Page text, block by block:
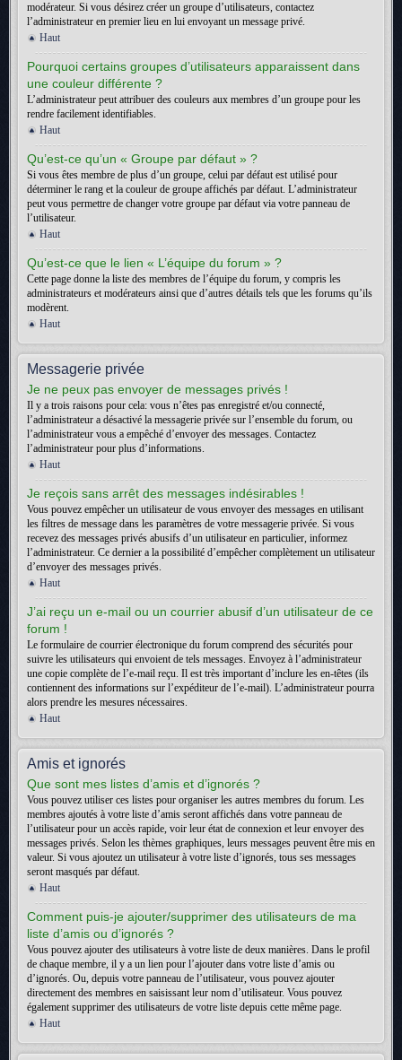
modérateur. Si vous désirez créer un groupe d’utilisateurs, contactez
l’administrateur en premier lieu en lui envoyant un message privé.
Haut
Pourquoi certains groupes d’utilisateurs apparaissent dans
une couleur différente ?
L’administrateur peut attribuer des couleurs aux membres d’un groupe pour les
rendre facilement identifiables.
Haut
Qu’est-ce qu’un « Groupe par défaut » ?
Si vous êtes membre de plus d’un groupe, celui par défaut est utilisé pour
déterminer le rang et la couleur de groupe affichés par défaut. L’administrateur
peut vous permettre de changer votre groupe par défaut via votre panneau de
l’utilisateur.
Haut
Qu’est-ce que le lien « L’équipe du forum » ?
Cette page donne la liste des membres de l’équipe du forum, y compris les
administrateurs et modérateurs ainsi que d’autres détails tels que les forums qu’ils
modèrent.
Haut
Messagerie privée
Je ne peux pas envoyer de messages privés !
Il y a trois raisons pour cela: vous n’êtes pas enregistré et/ou connecté,
l’administrateur a désactivé la messagerie privée sur l’ensemble du forum, ou
l’administrateur vous a empêché d’envoyer des messages. Contactez
l’administrateur pour plus d’informations.
Haut
Je reçois sans arrêt des messages indésirables !
Vous pouvez empêcher un utilisateur de vous envoyer des messages en utilisant
les filtres de message dans les paramètres de votre messagerie privée. Si vous
recevez des messages privés abusifs d’un utilisateur en particulier, informez
l’administrateur. Ce dernier a la possibilité d’empêcher complètement un utilisateur
d’envoyer des messages privés.
Haut
J’ai reçu un e-mail ou un courrier abusif d’un utilisateur de ce
forum !
Le formulaire de courrier électronique du forum comprend des sécurités pour
suivre les utilisateurs qui envoient de tels messages. Envoyez à l’administrateur
une copie complète de l’e-mail reçu. Il est très important d’inclure les en-têtes (ils
contiennent des informations sur l’expéditeur de l’e-mail). L’administrateur pourra
alors prendre les mesures nécessaires.
Haut
Amis et ignorés
Que sont mes listes d’amis et d’ignorés ?
Vous pouvez utiliser ces listes pour organiser les autres membres du forum. Les
membres ajoutés à votre liste d’amis seront affichés dans votre panneau de
l’utilisateur pour un accès rapide, voir leur état de connexion et leur envoyer des
messages privés. Selon les thèmes graphiques, leurs messages peuvent être mis en
valeur. Si vous ajoutez un utilisateur à votre liste d’ignorés, tous ses messages
seront masqués par défaut.
Haut
Comment puis-je ajouter/supprimer des utilisateurs de ma
liste d’amis ou d’ignorés ?
Vous pouvez ajouter des utilisateurs à votre liste de deux manières. Dans le profil
de chaque membre, il y a un lien pour l’ajouter dans votre liste d’amis ou
d’ignorés. Ou, depuis votre panneau de l’utilisateur, vous pouvez ajouter
directement des membres en saisissant leur nom d’utilisateur. Vous pouvez
également supprimer des utilisateurs de votre liste depuis cette même page.
Haut